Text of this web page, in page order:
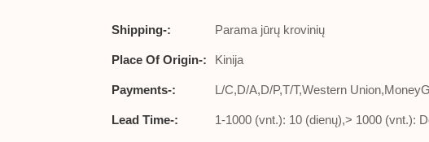
Shipping-: Parama jūrų krovinių
Place Of Origin-: Kinija
Payments-: L/C,D/A,D/P,T/T,Western
Lead Time-: 1-1000 (vnt.): 10 (dienų),> 1000 (vnt.):